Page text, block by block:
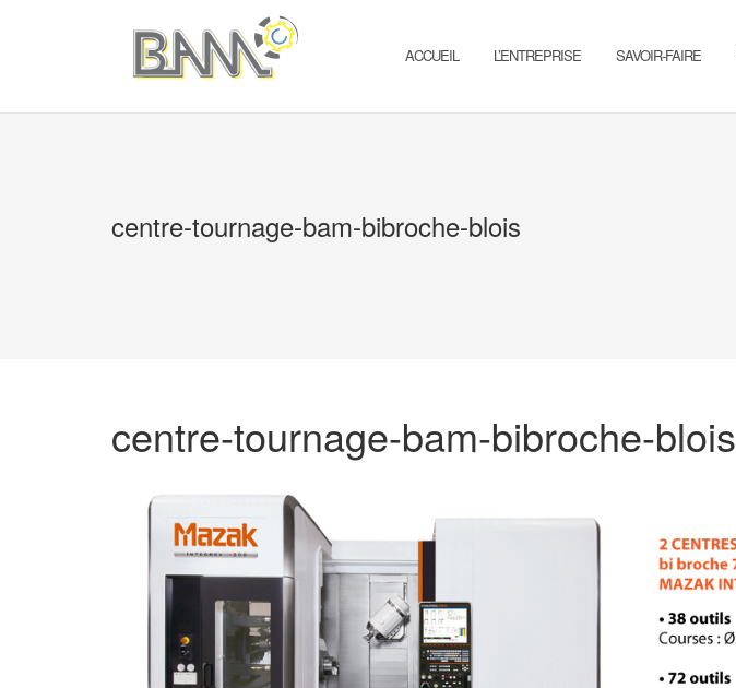
ACCUEIL L’ENTREPRISE SAVOIR-FAIRE
centre-tournage-bam-bibroche-blois
centre-tournage-bam-bibroche-blois